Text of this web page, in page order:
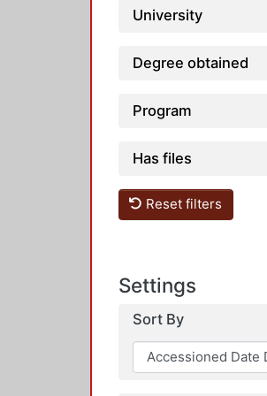
University
Degree obtained
Program
Has files
Reset filters
Settings
Sort By